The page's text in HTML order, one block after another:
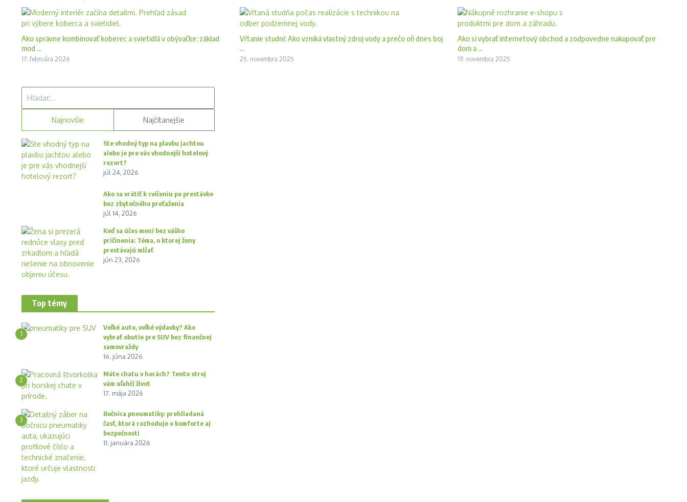
Ako správne kombinovať koberec a svietidlá v obývačke: základ
mod ...
17. februára 2026
Vŕtanie studní: Ako vzniká vlastný zdroj vody a prečo oň dnes boj
...
25. novembra 2025
Ako si vybrať internetový obchod a zodpovedne nakupovať pre
dom a ...
19. novembra 2025
Najnovšie Najčítanejšie
Ste vhodný typ na plavbu jachtou
alebo je pre vás vhodnejší hotelový
rezort?
júl 24, 2026
Ako sa vrátiť k cvičeniu po prestávke
bez zbytočného preťaženia
júl 14, 2026
Keď sa účes mení bez vášho
pričinenia: Téma, o ktorej ženy
prestávajú mlčať
jún 23, 2026
Top témy
1
Veľké auto, veľké výdavky? Ako
vybrať obutie pre SUV bez finančnej
samovraždy
16. júna 2026
2
Máte chatu v horách? Tento stroj
vám uľahčí život
17. mája 2026
3
Bočnica pneumatiky: prehliadaná
časť, ktorá rozhoduje o komforte aj
bezpečnosti
11. januára 2026